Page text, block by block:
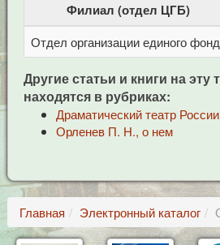
Филиал (отдел ЦГБ)
Отдел организации единого
Другие статьи и книги на эту
находятся в рубриках:
Драматический театр
Орленев П. Н., о нем
Главная Электронный каталог